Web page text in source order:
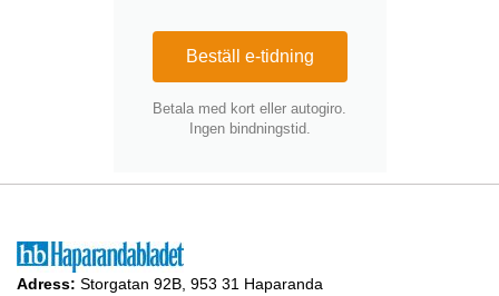
Beställ e-tidning
Betala med kort eller autogiro.
Ingen bindningstid.
Adress: Storgatan 92B, 953 31 Haparanda